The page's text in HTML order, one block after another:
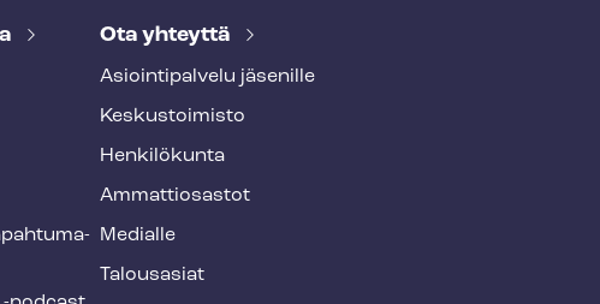
Ota yhteyttä
Asioin­ti­pal­ve­lu jäsenille
Keskustoimisto
Henkilökunta
Ammattiosastot
Medialle
Talousasiat